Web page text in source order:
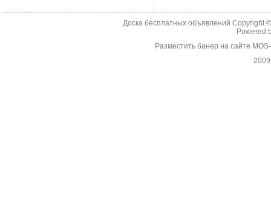
Доска бесплатных объявлений Copyright
Powered
Разместить банер на сайте